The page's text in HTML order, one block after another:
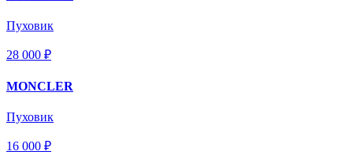
Пуховик
28 000 ₽
MONCLER
Пуховик
16 000 ₽